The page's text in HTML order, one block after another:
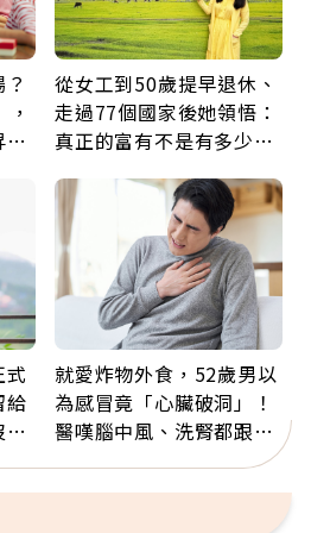
從女工到50歲提早退休、
走過77個國家後她領悟：
真正的富有不是有多少
自由
式
給
就愛炸物外食，52歲男以
為感冒竟「心臟破洞」！
醫嘆腦中風、洗腎都跟它
有關：4警訊是心臟在呼
救